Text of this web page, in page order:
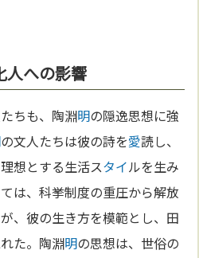
人への影響
ちも、陶淵明の隠逸思想に強
の文人たちは彼の詩を愛読し、
想とする生活スタイルを生み
は、科挙制度の重圧から解放
、彼の生き方を模範とし、田
た。陶淵明の思想は、世俗の